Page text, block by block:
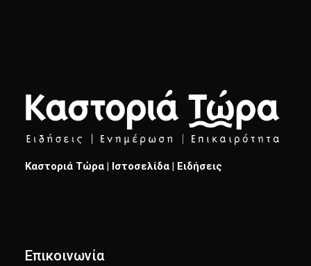
Καστοριά Τώρα | Ιστοσελίδα | Ειδήσεις
Επικοινωνία